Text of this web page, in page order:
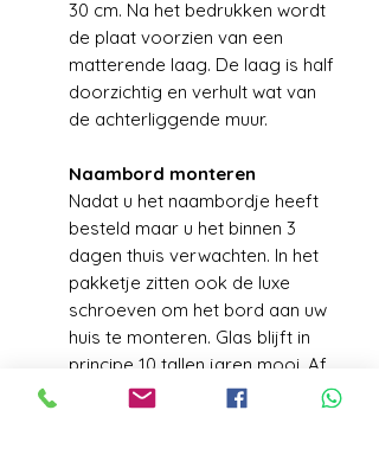
30 cm. Na het bedrukken wordt
de plaat voorzien van een
matterende laag. De laag is half
doorzichtig en verhult wat van
de achterliggende muur.
Naambord monteren
Nadat u het naambordje heeft
besteld maar u het binnen 3
dagen thuis verwachten. In het
pakketje zitten ook de luxe
schroeven om het bord aan uw
huis te monteren. Glas blijft in
principe 10 tallen jaren mooi. Af
en toe een vochtige doek met